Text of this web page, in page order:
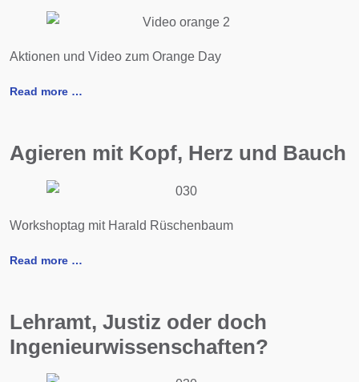
Aktionen und Video zum Orange Day
Read more …
Agieren mit Kopf, Herz und Bauch
Workshoptag mit Harald Rüschenbaum
Read more …
Lehramt, Justiz oder doch
Ingenieurwissenschaften?